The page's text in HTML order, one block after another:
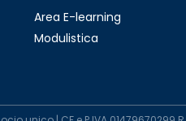
Area E-learning
Modulistica